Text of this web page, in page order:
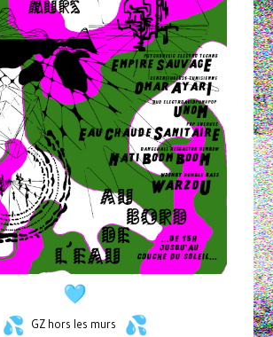
GZ hors les murs